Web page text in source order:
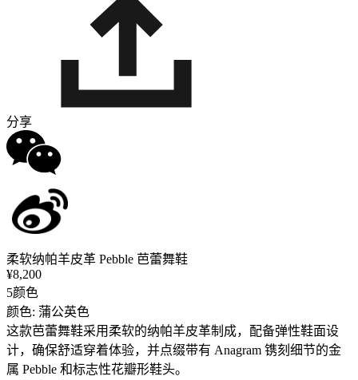
分享
柔软纳帕羊皮革 Pebble 芭蕾舞鞋
¥8,200
5颜色
颜色: 蒲公英色
这款芭蕾舞鞋采用柔软的纳帕羊皮革制成，配备弹性鞋面设
计，确保舒适穿着体验，并点缀带有 Anagram 镌刻细节的金
属 Pebble 和标志性花瓣形鞋头。